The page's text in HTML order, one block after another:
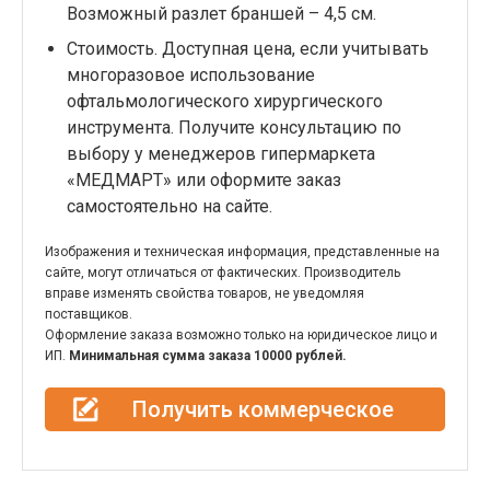
Возможный разлет браншей – 4,5 см.
Стоимость. Доступная цена, если учитывать
многоразовое использование
офтальмологического хирургического
инструмента. Получите консультацию по
выбору у менеджеров гипермаркета
«МЕДМАРТ» или оформите заказ
самостоятельно на сайте.
Изображения и техническая информация, представленные на
сайте, могут отличаться от фактических. Производитель
вправе изменять свойства товаров, не уведомляя
поставщиков.
Оформление заказа возможно только на юридическое лицо и
ИП. Минимальная сумма заказа 10000 рублей.
Получить коммерческое